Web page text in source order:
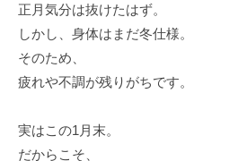
正月気分は抜けたはず。
しかし、身体はまだ冬仕様。
そのため、
疲れや不調が残りがちです。
実はこの1月末。
だからこそ、